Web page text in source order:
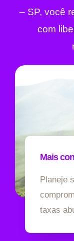
– SP, você
com
Mais
Planeje
taxas